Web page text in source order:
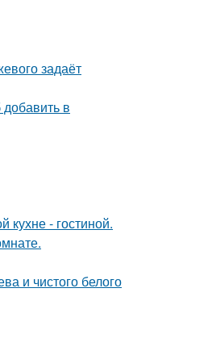
задаёт
в
кухне - гостиной.
и чистого белого